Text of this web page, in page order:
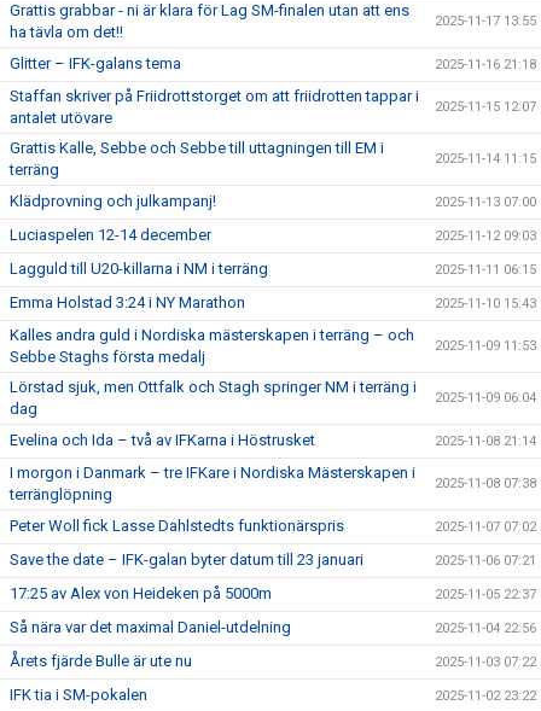
Grattis grabbar - ni är klara för Lag SM-finalen utan att ens
ha tävla om det!!
2025-11-17 13:55
Glitter – IFK-galans tema 2025-11-16 21:18
Staffan skriver på Friidrottstorget om att friidrotten tappar i
antalet utövare
2025-11-15 12:07
Grattis Kalle, Sebbe och Sebbe till uttagningen till EM i
terräng
2025-11-14 11:15
Klädprovning och julkampanj! 2025-11-13 07:00
Luciaspelen 12-14 december 2025-11-12 09:03
Lagguld till U20-killarna i NM i terräng 2025-11-11 06:15
Emma Holstad 3:24 i NY Marathon 2025-11-10 15:43
Kalles andra guld i Nordiska mästerskapen i terräng – och
Sebbe Staghs första medalj
2025-11-09 11:53
Lörstad sjuk, men Ottfalk och Stagh springer NM i terräng i
dag
2025-11-09 06:04
Evelina och Ida – två av IFKarna i Höstrusket 2025-11-08 21:14
I morgon i Danmark – tre IFKare i Nordiska Mästerskapen i
terränglöpning
2025-11-08 07:38
Peter Woll fick Lasse Dahlstedts funktionärspris 2025-11-07 07:02
Save the date – IFK-galan byter datum till 23 januari 2025-11-06 07:21
17:25 av Alex von Heideken på 5000m 2025-11-05 22:37
Så nära var det maximal Daniel-utdelning 2025-11-04 22:56
Årets fjärde Bulle är ute nu 2025-11-03 07:22
IFK tia i SM-pokalen 2025-11-02 23:22